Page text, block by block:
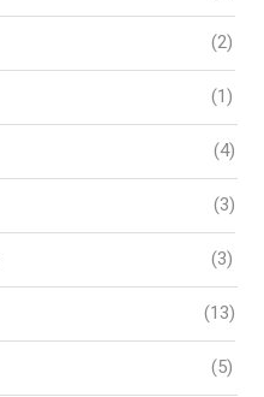
(2)
(1)
(4)
(3)
(3)
(13)
(5)